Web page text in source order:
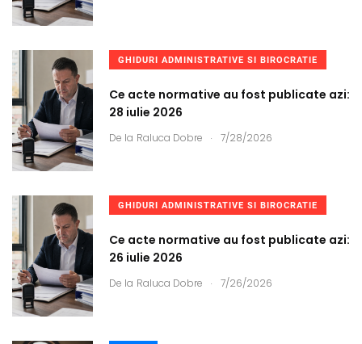
GHIDURI ADMINISTRATIVE SI BIROCRATIE
Ce acte normative au fost publicate azi:
28 iulie 2026
De la Raluca Dobre . 7/28/2026
GHIDURI ADMINISTRATIVE SI BIROCRATIE
Ce acte normative au fost publicate azi:
26 iulie 2026
De la Raluca Dobre . 7/26/2026